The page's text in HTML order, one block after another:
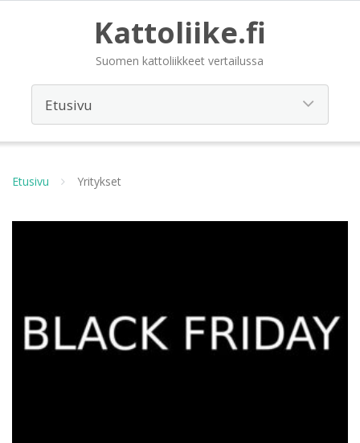
Kattoliike.fi
Suomen kattoliikkeet vertailussa
Etusivu Yritykset